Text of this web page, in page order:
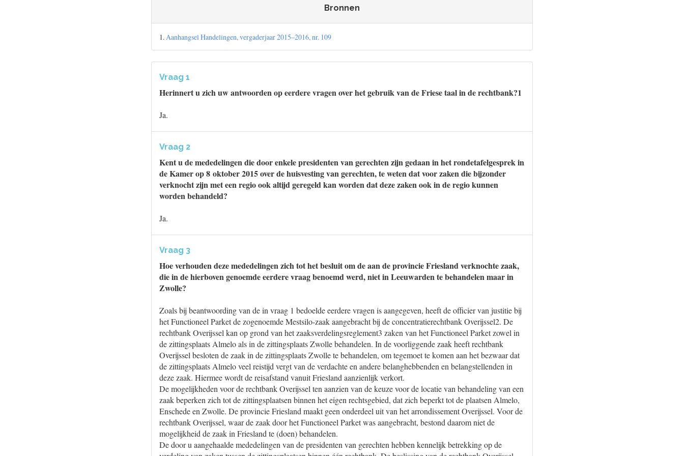
Bronnen
1.Aanhangsel Handelingen, vergaderjaar 2015–2016, nr. 109
Vraag 1
Herinnert u zich uw antwoorden op eerdere vragen over het gebruik van de Friese taal in de rechtbank?1
Ja.
Vraag 2
Kent u de mededelingen die door enkele presidenten van gerechten zijn gedaan in het rondetafelgesprek in
de Kamer op 8 oktober 2015 over de huisvesting van gerechten, te weten dat voor zaken die bijzonder
verknocht zijn met een regio ook altijd geregeld kan worden dat deze zaken ook in de regio kunnen
worden behandeld?
Ja.
Vraag 3
Hoe verhouden deze mededelingen zich tot het besluit om de aan de provincie Friesland verknochte zaak,
die in de hierboven genoemde eerdere vraag benoemd werd, niet in Leeuwarden te behandelen maar in
Zwolle?
Zoals bij beantwoording van de in vraag 1 bedoelde eerdere vragen is aangegeven, heeft de officier van justitie bij
het Functioneel Parket de zogenoemde Mestsilo-zaak aangebracht bij de concentratierechtbank Overijssel2. De
rechtbank Overijssel kan op grond van het zaaksverdelingsreglement3 zaken van het Functioneel Parket zowel in
de zittingsplaats Almelo als in de zittingsplaats Zwolle behandelen. In de voorliggende zaak heeft rechtbank
Overijssel besloten de zaak in de zittingsplaats Zwolle te behandelen, om tegemoet te komen aan het bezwaar dat
de zittingsplaats Almelo veel reistijd vergt van de verdachte en andere belanghebbenden en belangstellenden in
deze zaak. Hiermee wordt de reisafstand vanuit Friesland aanzienlijk verkort.
De mogelijkheden voor de rechtbank Overijssel ten aanzien van de keuze voor de locatie van behandeling van een
zaak beperken zich tot de zittingsplaatsen binnen het eigen rechtsgebied, dat zich beperkt tot de plaatsen Almelo,
Enschede en Zwolle. De provincie Friesland maakt geen onderdeel uit van het arrondissement Overijssel. Voor de
rechtbank Overijssel, waar de zaak door het Functioneel Parket was aangebracht, bestond daarom niet de
mogelijkheid de zaak in Friesland te (doen) behandelen.
De door u aangehaalde mededelingen van de presidenten van gerechten hebben kennelijk betrekking op de